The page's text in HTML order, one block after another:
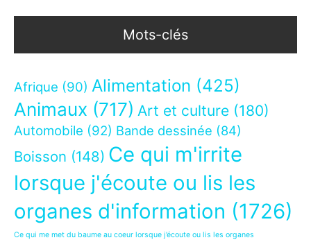
Mots-clés
Afrique (90) Alimentation (425)
Animaux (717) Art et culture (180)
Automobile (92) Bande dessinée (84)
Boisson (148) Ce qui m'irrite
lorsque j'écoute ou lis les
organes d'information (1726)
Ce qui me met du baume au coeur lorsque j’écoute ou lis les organes